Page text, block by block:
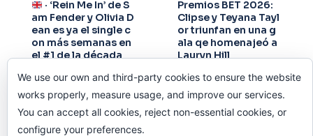
· ‘Rein Me In’ de S
am Fender y Olivia D
ean es ya el single c
on más semanas en
el #1 de la década
Premios BET 2026:
Clipse y Teyana Tayl
or triunfan en una g
ala qe homenajeó a
Lauryn Hill
We use our own and third-party cookies to ensure the website
works properly, measure usage, and improve our services.
You can accept all cookies, reject non-essential cookies, or
configure your preferences.